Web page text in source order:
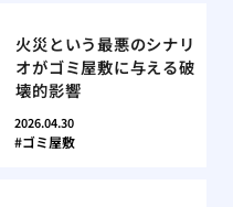
火災という最悪のシナリ
オがゴミ屋敷に与える破
壊的影響
2026.04.30
ゴミ屋敷